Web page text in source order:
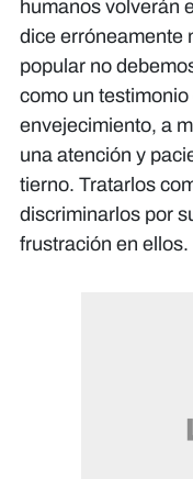
humanos volverán
dice erróneamente
popular no
como un testimonio
envejecimiento, a
una atención y
tierno. Tratarlos
discriminarlos por
frustración en ellos.